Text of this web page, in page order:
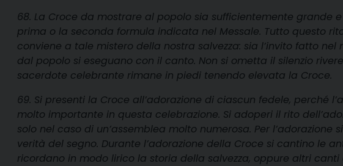
68. La Croce da mostrare al popolo sia sufficientemente grande
prima o la seconda formula indicata nel Messale. Tutto questo
conviene a tale mistero della nostra salvezza: sia l’invito fatto
dal popolo si eseguano con il canto. Non si ometta il silenzio
sacerdote celebrante rimane in piedi tenendo elevata la Croce.
69. Si presenti la Croce all’adorazione di ciascun fedele, perché
molto importante in questa celebrazione. Si adoperi il rito
solo nel caso di un’assemblea molto numerosa. Per l’adorazione
verità del segno. Durante l’adorazione della Croce si cantino le
ricordano in modo lirico la storia della salvezza, oppure altri canti